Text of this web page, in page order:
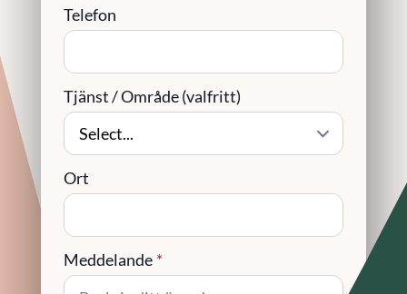
Telefon
Tjänst / Område (valfritt)
Ort
Meddelande *